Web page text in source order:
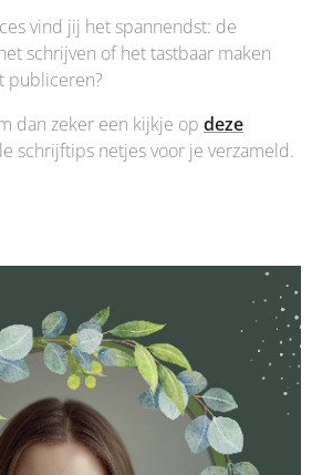
vind jij het spannendst: de
schrijven of het tastbaar maken
publiceren?
dan zeker een kijkje op deze
schrijftips netjes voor je verzameld.